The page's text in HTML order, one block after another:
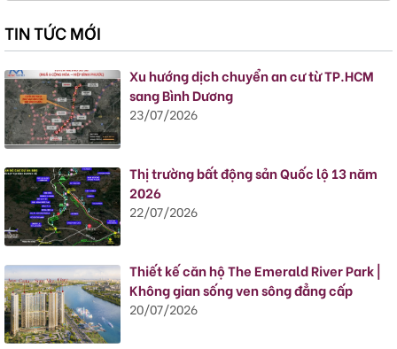
TIN TỨC MỚI
Xu hướng dịch chuyển an cư từ TP.HCM
sang Bình Dương
23/07/2026
Thị trường bất động sản Quốc lộ 13 năm
2026
22/07/2026
Thiết kế căn hộ The Emerald River Park |
Không gian sống ven sông đẳng cấp
20/07/2026